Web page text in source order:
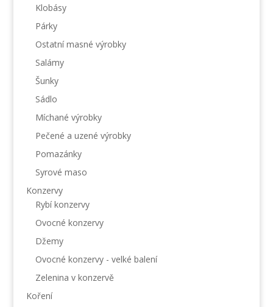
Klobásy
Párky
Ostatní masné výrobky
Salámy
Šunky
Sádlo
Míchané výrobky
Pečené a uzené výrobky
Pomazánky
Syrové maso
Konzervy
Rybí konzervy
Ovocné konzervy
Džemy
Ovocné konzervy - velké balení
Zelenina v konzervě
Koření